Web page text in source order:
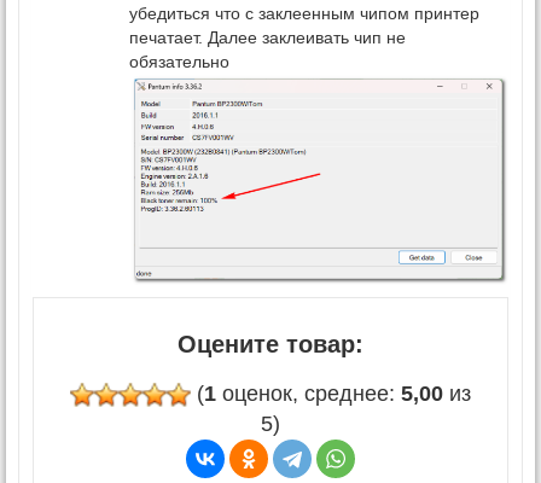
убедиться что с заклеенным чипом принтер
печатает. Далее заклеивать чип не
обязательно
Оцените товар:
(1 оценок, среднее: 5,00 из
5)